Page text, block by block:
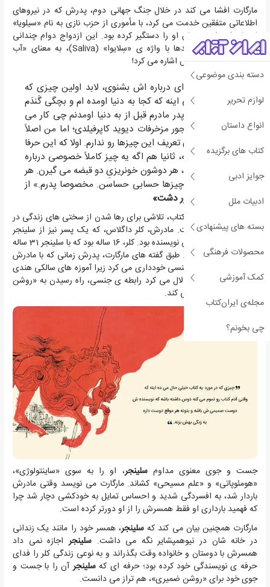
دسته بندی موضوعی
لوازم تحریر
انواع داستان
کتاب های برگزیده
جوایز ادبی
ادبیات ملل
بسته های پیشنهادی
محصولات فرهنگی
کمک آموزشی
مجله‌ی ایران‌کتاب
چی بخونم؟
مارگارت افشا می کند در خلال جنگ جهانی دوم، پدرش که در نیروهای
اطلاعاتی متفقین خدمت می کرد، با مأموری از حزب نازی به نام «سیلویا»
ازدواج کرد که خودش او را دستگیر کرده بود. این ازدواج دوام چندانی
نداشت و سلینجر بعدها با واژه ی «سِلایوا» (Saliva)، به معنای «آب
دهان»، به همسر اولش اشاره می کرد!
اگه جداً می خوای درباره اش بشنوی، لابد اولین چیزی که
می خوای بدونی اینه که کجا به دنیا اومده ام و بچگی گَندَم
چجوری بوده و پدر مادرم قبل از به دنیا اومدنم چی کار می
کرده ان و از اینجور مزخرفات دیوید کاپرفیلدی؛ اما من اصلاً
حال و حوصله ی تعریف این چیزها رو ندارم. اولا که این حرفا
خسته ام می کنه، ثانیا هم اگه یه چیز کاملاً خصوصی درباره
ی پدر مادرم بگم، هر دوشون خونریزیِ دو قبضه می گیرن. هر
دوشون سر این چیزها حسابی حساسن. مخصوصا پدرم.» از
متن کتاب
«ناطور دشت»
مارگارت می گوید این کتاب، تلاشی برای رها شدن از سختی های زندگی در
خانواده اش بوده است. مادرش، کلر داگلاس، که یک پسر نیز از سلینجر
داشت، همسر دوم این نویسنده بود. کلر، 16 ساله بود که با سلینجر 31 ساله
در سال 1950 آشنا شد. طبق گفته های مارگارت، پدرش زمانی که با مادرش
آشنا شد، از رابطه ی جنسی خودداری می کرد زیرا آموزه های سالکی هندی
را خوانده بود که استدلال می کرد رابطه ی جنسی، راه رسیدن به «روشن
ضمیری» را مسدود می کند.
جست و جوی معنوی مداومسلینجر، او را به سوی «ساینتولوژی»،
«هومئوپاتی» و «علم مسیحی» کشاند. مارگارت می نویسد وقتی مادرش
باردار شد، به افسردگی شدید و احساس تمایل به خودکشی دچار شد چرا
که فهمید بارداری او فقط همسرش را از او دورتر کرده است.
مارگارت همچنین بیان می کند که سلینجر، همسر خود را مانند یک زندانی
در خانه شان در نیوهمپشایر نگه می داشت.سلینجر اجازه نمی داد
همسرش با دوستان و خانواده وقت بگذراند و به نوعی زندگی کلر را فدای
حرفه ی نویسندگی خود کرده بود؛ حرفه ای کهسلینجرآن را با جست و
جوی خود برای «روشن ضمیری»، هم تراز می دانست.